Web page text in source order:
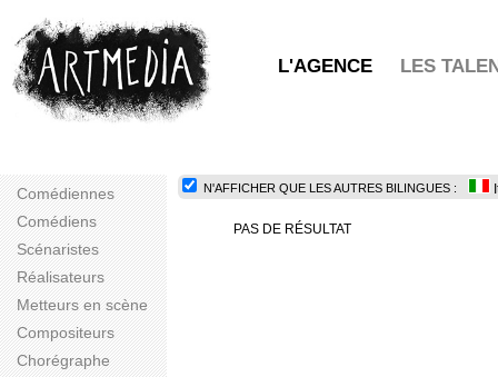
L'AGENCE LES
Comédiennes
Comédiens
Scénaristes
Réalisateurs
Metteurs en scène
Compositeurs
Chorégraphe
N'AFFICHER QUE LES AUTRES BILINGUES :
PAS DE RÉSULTAT